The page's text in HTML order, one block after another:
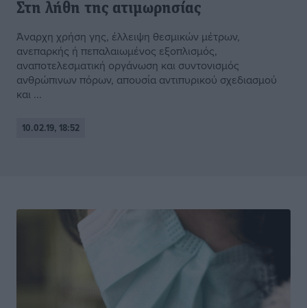
Στη λήθη της ατιμωρησίας
Άναρχη χρήση γης, έλλειψη θεσμικών μέτρων,
ανεπαρκής ή πεπαλαιωμένος εξοπλισμός,
αναποτελεσματική οργάνωση και συντονισμός
ανθρώπινων πόρων, απουσία αντιπυρικού σχεδιασμού
και ...
10.02.19, 18:52